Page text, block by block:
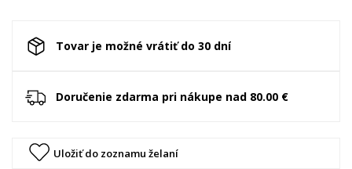
Tovar je možné vrátiť do 30 dní
Doručenie zdarma pri nákupe nad 80.00 €
Uložiť do zoznamu želaní